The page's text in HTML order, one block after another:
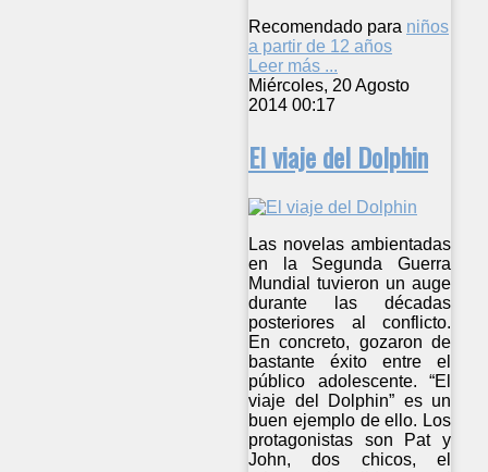
Recomendado para niños
a partir de 12 años
Leer más ...
Miércoles, 20 Agosto
2014 00:17
El viaje del Dolphin
Las novelas ambientadas
en la Segunda Guerra
Mundial tuvieron un auge
durante las décadas
posteriores al conflicto.
En concreto, gozaron de
bastante éxito entre el
público adolescente. “El
viaje del Dolphin” es un
buen ejemplo de ello. Los
protagonistas son Pat y
John, dos chicos, el